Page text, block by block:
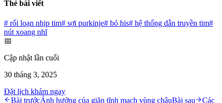
Thẻ bài viết
# rối loạn nhịp tim# sợi purkinje# bó his# hệ thống dẫn truyền tim#
nút xoang nhĩ
📅
Cập nhật lần cuối
30 tháng 3, 2025
Đặt lịch khám ngay
Bài trướcẢnh hưởng của giãn tĩnh mạch vùng chậuBài sau
Các